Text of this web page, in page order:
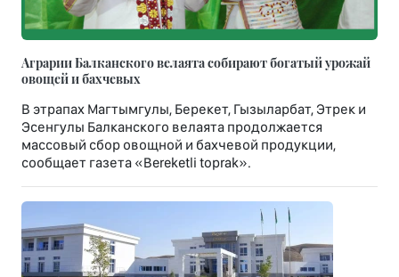
Аграрии Балканского велаята собирают богатый урожай
овощей и бахчевых
В этрапах Магтымгулы, Берекет, Гызыларбат, Этрек и
Эсенгулы Балканского велаята продолжается
массовый сбор овощной и бахчевой продукции,
сообщает газета «Bereketli toprak».